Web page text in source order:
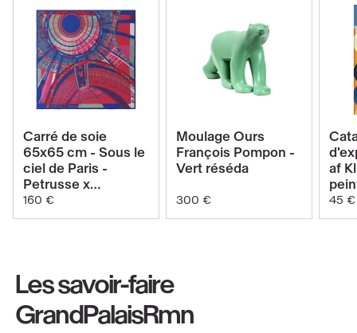
Voir
le
produit
Carré
de
cm
-
Sous
Carré de soie
65x65 cm - Sous le
ciel de Paris -
Petrusse x
GrandPalais -
Réséda Pop
160 €
Voir
le
produit
Moulage
Ours
-
Vert
Moulage Ours
François Pompon -
Vert réséda
300 €
af
45 €
Les savoir-faire
GrandPalaisRmn